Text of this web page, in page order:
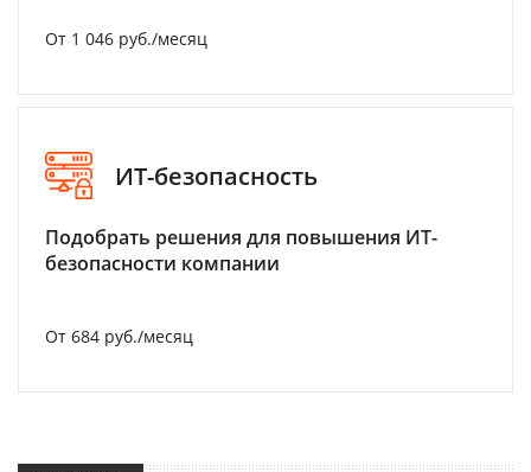
От 1 046 руб./месяц
ИТ-безопасность
Подобрать решения для повышения ИТ-
безопасности компании
От 684 руб./месяц